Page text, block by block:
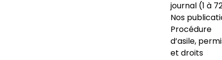
journal (1 à
Nos
Procédure
d’asile,
et droits